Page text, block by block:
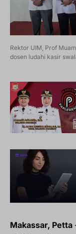
Rektor UIM, Prof
dosen ludahi kasir
Makassar, Petta